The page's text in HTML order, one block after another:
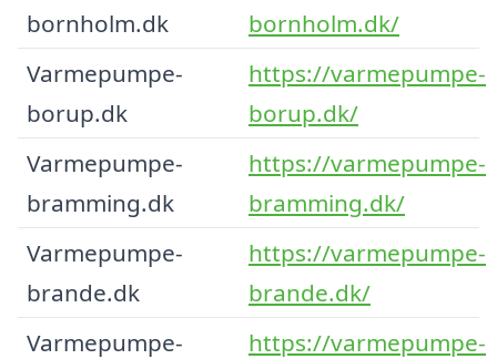
bornholm.dk
bornholm.dk/
Varmepumpe-
borup.dk
https://varmepumpe-
borup.dk/
Varmepumpe-
bramming.dk
https://varmepumpe-
bramming.dk/
Varmepumpe-
brande.dk
https://varmepumpe-
brande.dk/
Varmepumpe-
https://varmepumpe-